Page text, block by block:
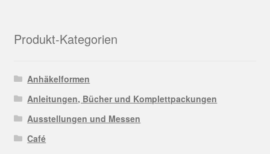
Produkt-Kategorien
Anhäkelformen
Anleitungen, Bücher und Komplettpackungen
Ausstellungen und Messen
Café